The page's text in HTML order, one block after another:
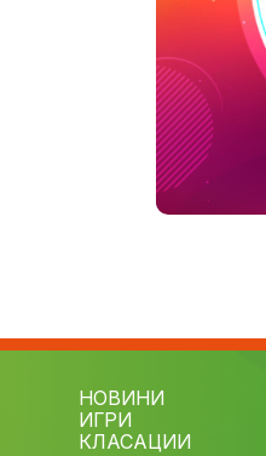
НОВИНИ
ИГРИ
КЛАСАЦИИ